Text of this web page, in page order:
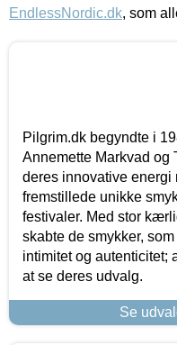
EndlessNordic.dk, som
Pilgrim.dk begyndte i
Annemette Markvad og
deres innovative energi
fremstillede unikke
festivaler. Med stor
skabte de smykker,
intimitet og autenticitet;
at se deres udvalg.
Se